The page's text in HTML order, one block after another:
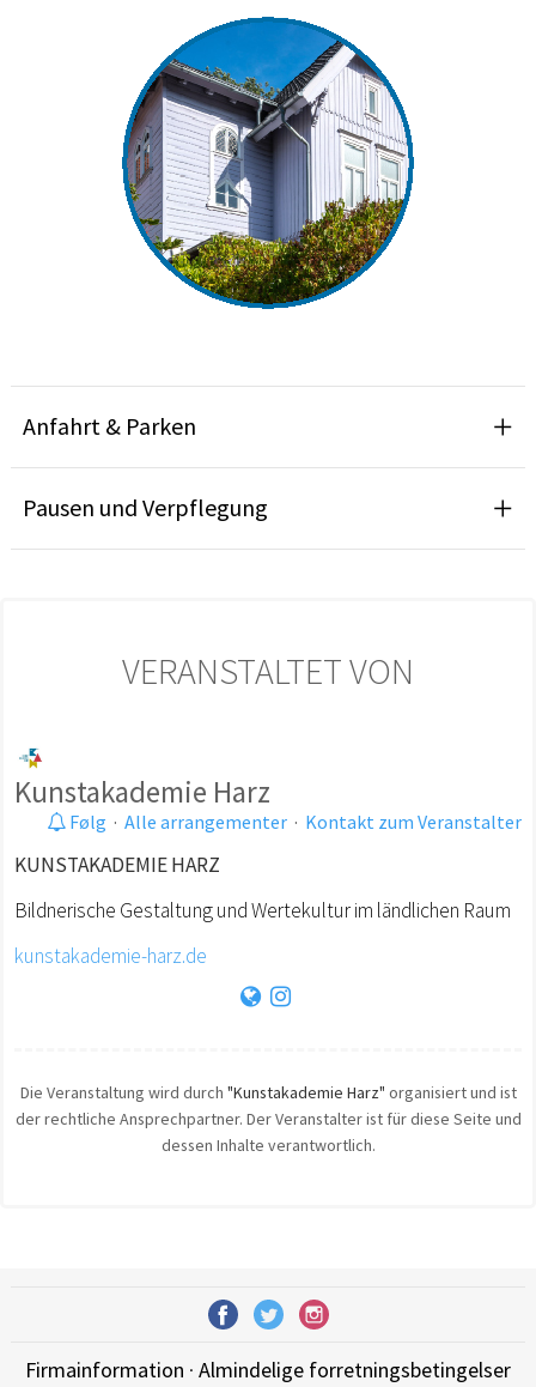
Anfahrt & Parken
Pausen und Verpflegung
VERANSTALTET VON
Kunstakademie Harz
Følg · Alle arrangementer · Kontakt zum Veranstalter
KUNSTAKADEMIE HARZ
Bildnerische Gestaltung und Wertekultur im ländlichen Raum
kunstakademie-harz.de
Die Veranstaltung wird durch "Kunstakademie Harz" organisiert und ist
der rechtliche Ansprechpartner. Der Veranstalter ist für diese Seite und
dessen Inhalte verantwortlich.
Firmainformation · Almindelige forretningsbetingelser